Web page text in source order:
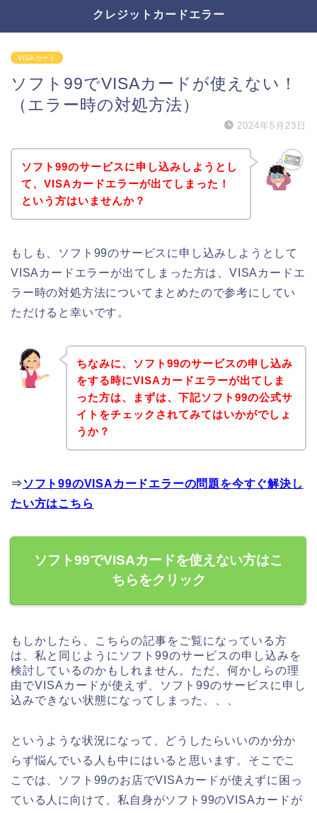
クレジットカードエラー
VISAカード
ソフト99でVISAカードが使えない！
（エラー時の対処方法）
2024年5月23日
ソフト99のサービスに申し込みしようとし
て、VISAカードエラーが出てしまった！
という方はいませんか？
もしも、ソフト99のサービスに申し込みしようとして
VISAカードエラーが出てしまった方は、VISAカードエ
ラー時の対処方法についてまとめたので参考にしてい
ただけると幸いです。
ちなみに、ソフト99のサービスの申し込み
をする時にVISAカードエラーが出てしま
った方は、まずは、下記ソフト99の公式サ
イトをチェックされてみてはいかがでしょ
うか？
⇒ ソフト99のVISAカードエラーの問題を今すぐ解決し
たい方はこちら
ソフト99でVISAカードを使えない方はこ
ちらをクリック
もしかしたら、こちらの記事をご覧になっている方
は、私と同じようにソフト99のサービスの申し込みを
検討しているのかもしれません。ただ、何かしらの理
由でVISAカードが使えず、ソフト99のサービスに申し
込みできない状態になってしまった、、、
というような状況になって、どうしたらいいのか分か
らず悩んでいる人も中にはいると思います。そこでこ
こでは、ソフト99のお店でVISAカードが使えずに困っ
ている人に向けて、私自身がソフト99のVISAカードが